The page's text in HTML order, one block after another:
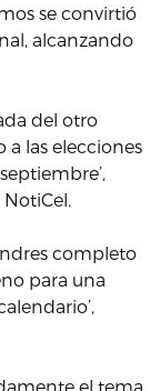
se convirtió
alcanzando
del otro
a las elecciones
completo
para una
el tema